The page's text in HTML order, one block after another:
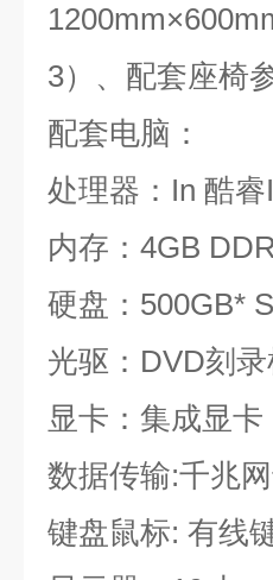
3）、配套座椅
配套电脑：
处理器：In 酷睿
内存：4GB
硬盘：500GB*
光驱：DVD刻录
显卡：
数据传输:千兆网
键盘鼠标: 有线